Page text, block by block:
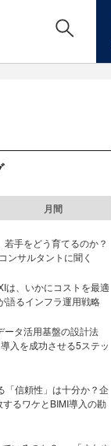
月間
手をどう育てるのか？
ンサルタントに聞く
は、いかにコストを最適
語るインフラ運用戦略
ータ活用基盤の設計法
入を成功させる5ステッ
「信頼性」は十分か？企
るワケとBIMI導入の勘